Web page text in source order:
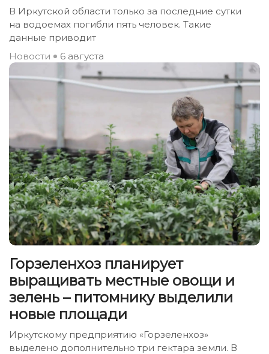
В Иркутской области только за последние сутки
на водоемах погибли пять человек. Такие
данные приводит
Новости
6 августа
Горзеленхоз планирует
выращивать местные овощи и
зелень – питомнику выделили
новые площади
Иркутскому предприятию «Горзеленхоз»
выделено дополнительно три гектара земли. В